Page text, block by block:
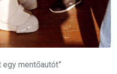
egy mentőautót”